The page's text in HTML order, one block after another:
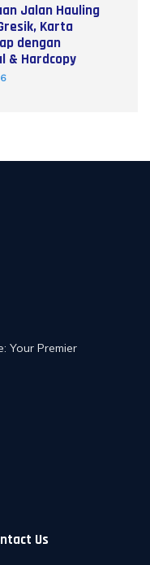
Jalan Hauling
Karta
dengan
& Hardcopy
Your Premier
Us